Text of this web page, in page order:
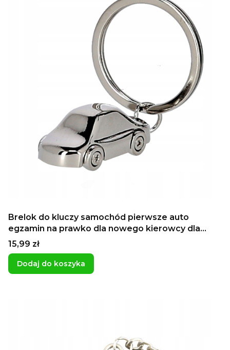
Brelok do kluczy samochód pierwsze auto
egzamin na prawko dla nowego kierowcy dla
chłopaka
Cena
15,99 zł
Dodaj do koszyka